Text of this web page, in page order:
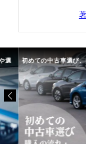
について 中古車選びで失
て